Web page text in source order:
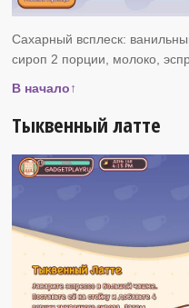
Сахарный всплеск:
сироп 2 порции, молоко,
В начало↑
Тыквенный латте